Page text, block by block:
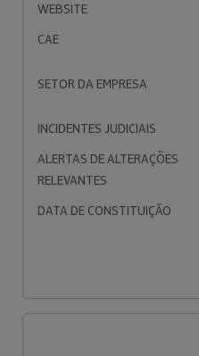
WEBSITE
CAE
SETOR DA EMPRESA
INCIDENTES JUDICIAIS
ALERTAS DE ALTERAÇÕES
RELEVANTES
DATA DE CONSTITUIÇÃO